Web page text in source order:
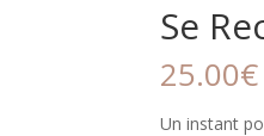
Se
25.00€
Un instant